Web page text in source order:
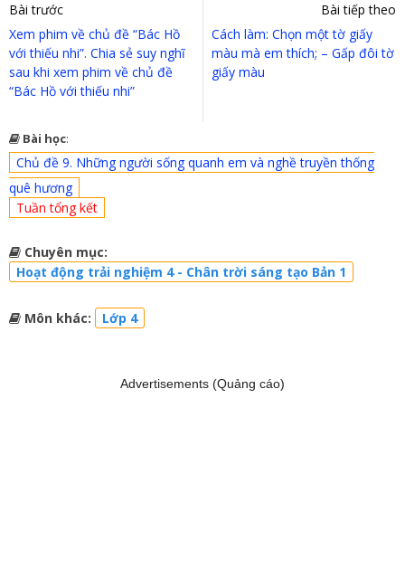
Bài trước
Xem phim về chủ đề “Bác Hồ
với thiếu nhi”. Chia sẻ suy nghĩ
sau khi xem phim về chủ đề
“Bác Hồ với thiếu nhi”
Bài tiếp theo
Cách làm: Chọn một tờ giấy
màu mà em thích; – Gấp đôi tờ
giấy màu
Bài học:
Chủ đề 9. Những người sống quanh em và nghề truyền thống
quê hương
Tuần tổng kết
Chuyên mục:
Hoạt động trải nghiệm 4 - Chân trời sáng tạo Bản 1
Môn khác: Lớp 4
Advertisements (Quảng cáo)